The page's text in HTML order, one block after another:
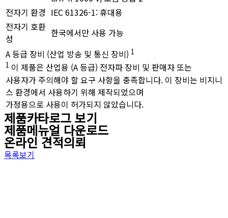
전자기 환경 IEC 61326-1: 휴대용
전자기 호환
성
한국에서만 사용 가능
A 등급 장비 (산업 방송 및 통신 장비) 1
1 이 제품은 산업용 (A 등급) 전자파 장비 및 판매자 또는
사용자가 주의해야 할 요구 사항을 충족합니다. 이 장비는 비지니
스 환경에서 사용하기 위해 제작되었으며
가정용으로 사용이 허가되지 않았습니다.
제품카타로그 보기
제품메뉴얼 다운로드
온라인 견적의뢰
목록보기